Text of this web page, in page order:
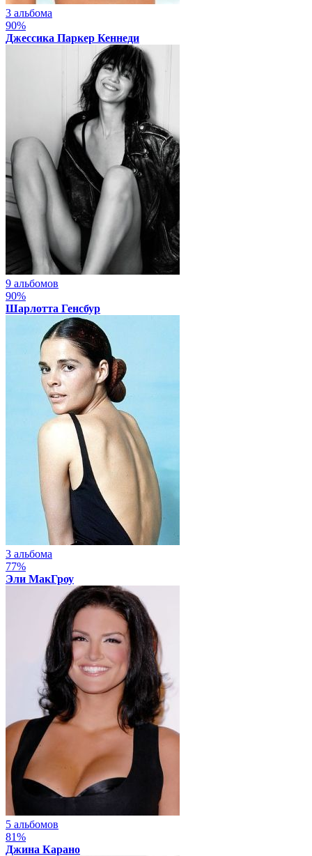
3 альбома
90%
Джессика Паркер Кеннеди
9 альбомов
90%
Шарлотта Генсбур
3 альбома
77%
Эли МакГроу
5 альбомов
81%
Джина Карано